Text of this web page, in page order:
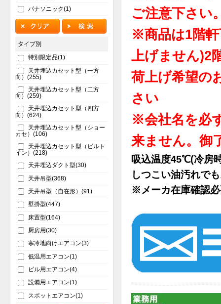
ご注意下さい
※商品は1階
上げません)2
荷上げ希望の
さい
※会社名を必
来ません。御
吸込温度45℃(冷房
しつこい油汚れで
※メーカ在庫確認
パナソニック(1)
タイプ別
特別限定品(1)
天井埋込カセット型（一方
向）(255)
天井埋込カセット型（二方
向）(259)
天井埋込カセット型（四方
向）(624)
天井埋込カセット型（ショー
カセ）(106)
天井埋込カセット型（ビルト
イン）(218)
天井埋込ダクト型(30)
天井吊型(368)
天井吊型（自在形）(91)
壁掛型(447)
床置型(164)
厨房用(30)
寒冷地向けエアコン(3)
低温用エアコン(1)
ビル用エアコン(4)
設備用エアコン(1)
スポットエアコン(1)